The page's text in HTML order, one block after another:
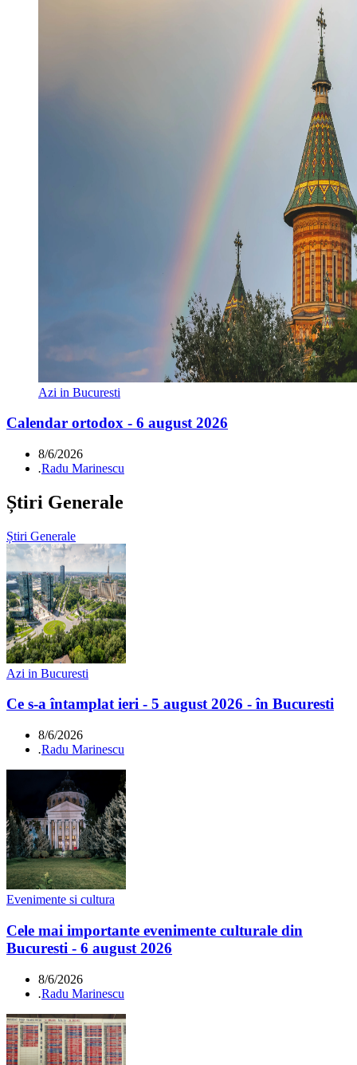
Azi in Bucuresti
Calendar ortodox - 6 august 2026
8/6/2026
.Radu Marinescu
Știri Generale
Știri Generale
Azi in Bucuresti
Ce s-a întamplat ieri - 5 august 2026 - în Bucuresti
8/6/2026
.Radu Marinescu
Evenimente si cultura
Cele mai importante evenimente culturale din
Bucuresti - 6 august 2026
8/6/2026
.Radu Marinescu